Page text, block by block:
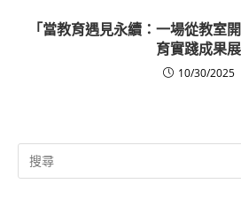
「當教育遇見永續：一場從教室
育實踐成果展
10/30/2025
Search
for: